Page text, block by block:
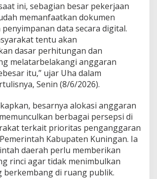
ini, sebagian besar pekerjaan
memanfaatkan dokumen
data secara digital.
tentu akan
dasar perhitungan dan
melatarbelakangi anggaran
itu,” ujar Uha dalam
Senin (8/6/2026).
besarnya alokasi anggaran
berbagai persepsi di
terkait prioritas penganggaran
Kabupaten Kuningan. Ia
daerah perlu memberikan
rinci agar tidak menimbulkan
berkembang di ruang publik.